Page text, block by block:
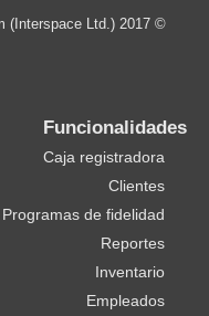
© 2017 All the rights reserved to Getpose.com (Interspace Ltd.)
Funcionalidades
Caja registradora
Clientes
Programas de fidelidad
Reportes
Inventario
Empleados